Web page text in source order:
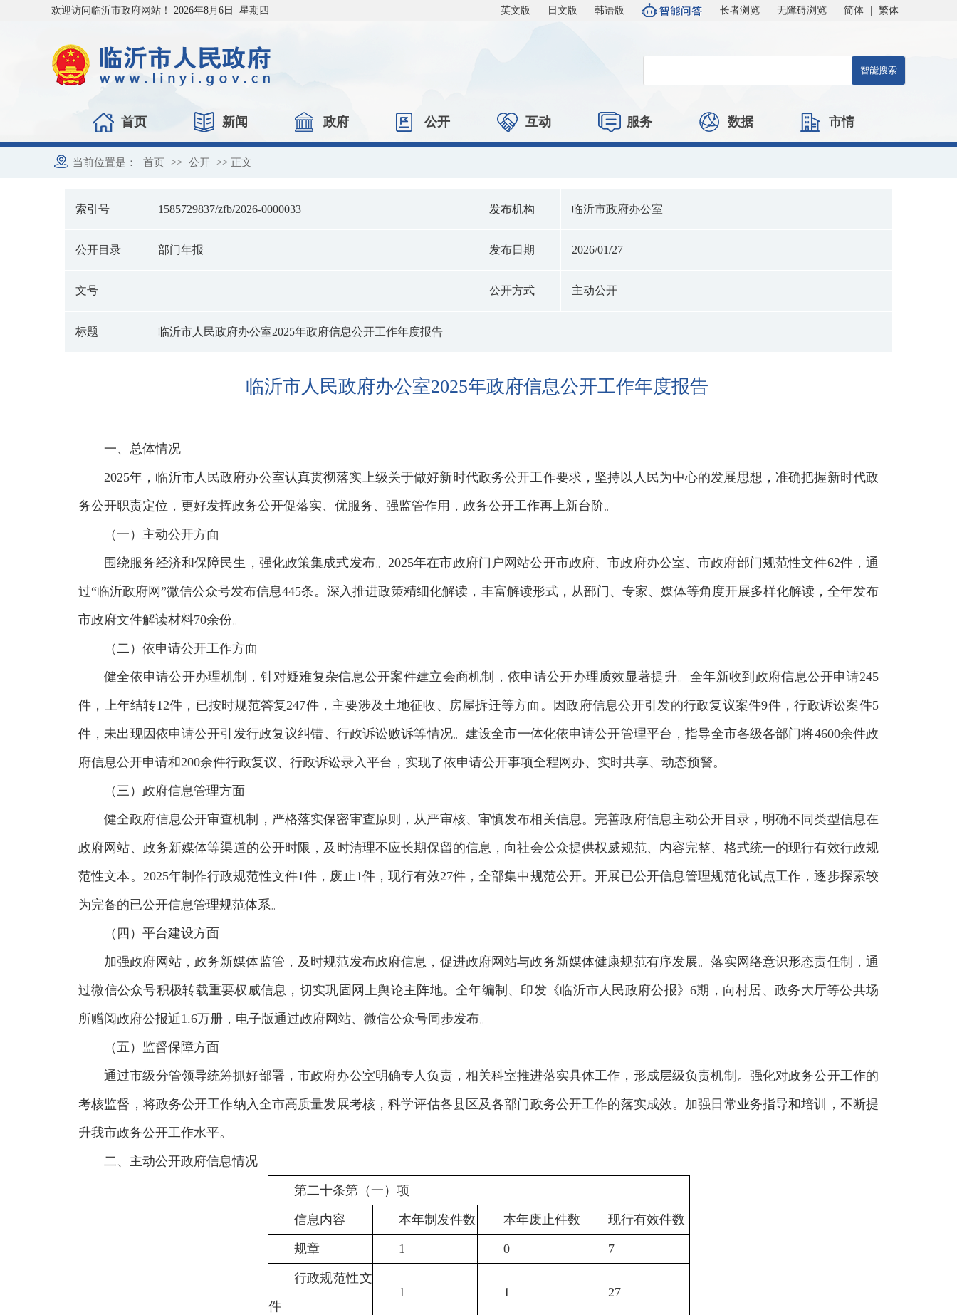
欢迎访问临沂市政府网站！ 2026年8月6日 星期四 英文版 日文版 韩语版 长者浏览 无障碍浏览 简体 繁体
首页 新闻 政府 公开 互动 服务 数据 市情
当前位置是： 首页 >> 公开 >> 正文
索引号 1585729837/zfb/2026-0000033 发布机构 临沂市政府办公室
公开目录 部门年报 发布日期 2026/01/27
文号 公开方式 主动公开
标题 临沂市人民政府办公室2025年政府信息公开工作年度报告
临沂市人民政府办公室2025年政府信息公开工作年度报告
一、总体情况
2025年，临沂市人民政府办公室认真贯彻落实上级关于做好新时代政务公开工作要求，坚持以人民为中心的发展思想，准确把握新时代政
务公开职责定位，更好发挥政务公开促落实、优服务、强监管作用，政务公开工作再上新台阶。
（一）主动公开方面
围绕服务经济和保障民生，强化政策集成式发布。2025年在市政府门户网站公开市政府、市政府办公室、市政府部门规范性文件62件，通
过“临沂政府网”微信公众号发布信息445条。深入推进政策精细化解读，丰富解读形式，从部门、专家、媒体等角度开展多样化解读，全年发布
市政府文件解读材料70余份。
（二）依申请公开工作方面
健全依申请公开办理机制，针对疑难复杂信息公开案件建立会商机制，依申请公开办理质效显著提升。全年新收到政府信息公开申请245
件，上年结转12件，已按时规范答复247件，主要涉及土地征收、房屋拆迁等方面。因政府信息公开引发的行政复议案件9件，行政诉讼案件5
件，未出现因依申请公开引发行政复议纠错、行政诉讼败诉等情况。建设全市一体化依申请公开管理平台，指导全市各级各部门将4600余件政
府信息公开申请和200余件行政复议、行政诉讼录入平台，实现了依申请公开事项全程网办、实时共享、动态预警。
（三）政府信息管理方面
健全政府信息公开审查机制，严格落实保密审查原则，从严审核、审慎发布相关信息。完善政府信息主动公开目录，明确不同类型信息在
政府网站、政务新媒体等渠道的公开时限，及时清理不应长期保留的信息，向社会公众提供权威规范、内容完整、格式统一的现行有效行政规
范性文本。2025年制作行政规范性文件1件，废止1件，现行有效27件，全部集中规范公开。开展已公开信息管理规范化试点工作，逐步探索较
为完备的已公开信息管理规范体系。
（四）平台建设方面
加强政府网站，政务新媒体监管，及时规范发布政府信息，促进政府网站与政务新媒体健康规范有序发展。落实网络意识形态责任制，通
过微信公众号积极转载重要权威信息，切实巩固网上舆论主阵地。全年编制、印发《临沂市人民政府公报》6期，向村居、政务大厅等公共场
所赠阅政府公报近1.6万册，电子版通过政府网站、微信公众号同步发布。
（五）监督保障方面
通过市级分管领导统筹抓好部署，市政府办公室明确专人负责，相关科室推进落实具体工作，形成层级负责机制。强化对政务公开工作的
考核监督，将政务公开工作纳入全市高质量发展考核，科学评估各县区及各部门政务公开工作的落实成效。加强日常业务指导和培训，不断提
升我市政务公开工作水平。
二、主动公开政府信息情况
第二十条第（一）项
信息内容 本年制发件数 本年废止件数 现行有效件数
规章 1 0 7
行政规范性文
件
1 1 27